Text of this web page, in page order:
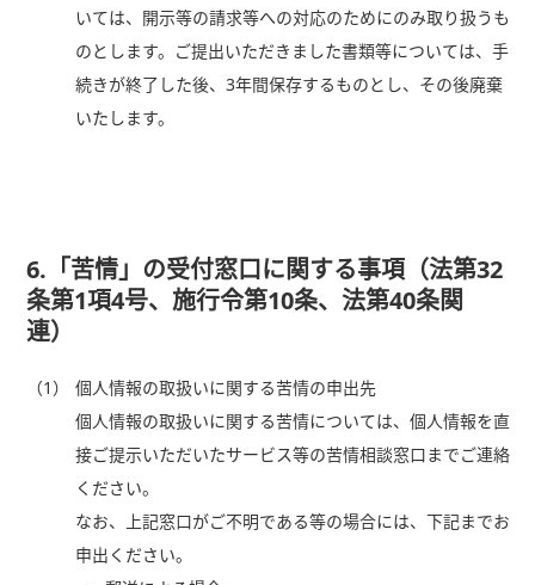
いては、開示等の請求等への対応のためにのみ取り扱うも
のとします。ご提出いただきました書類等については、手
続きが終了した後、3年間保存するものとし、その後廃棄
いたします。
6.「苦情」の受付窓口に関する事項（法第32
条第1項4号、施行令第10条、法第40条関
連）
（1）
個人情報の取扱いに関する苦情の申出先
個人情報の取扱いに関する苦情については、個人情報を直
接ご提示いただいたサービス等の苦情相談窓口までご連絡
ください。
なお、上記窓口がご不明である等の場合には、下記までお
申出ください。